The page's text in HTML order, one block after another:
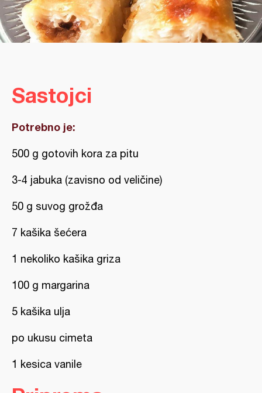
Sastojci
Potrebno je:
500 g gotovih kora za pitu
3-4 jabuka (zavisno od veličine)
50 g suvog grožđa
7 kašika šećera
1 nekoliko kašika griza
100 g margarina
5 kašika ulja
po ukusu cimeta
1 kesica vanile